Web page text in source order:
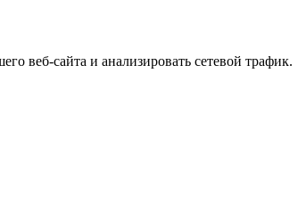
веб-сайта и анализировать сетевой трафик.